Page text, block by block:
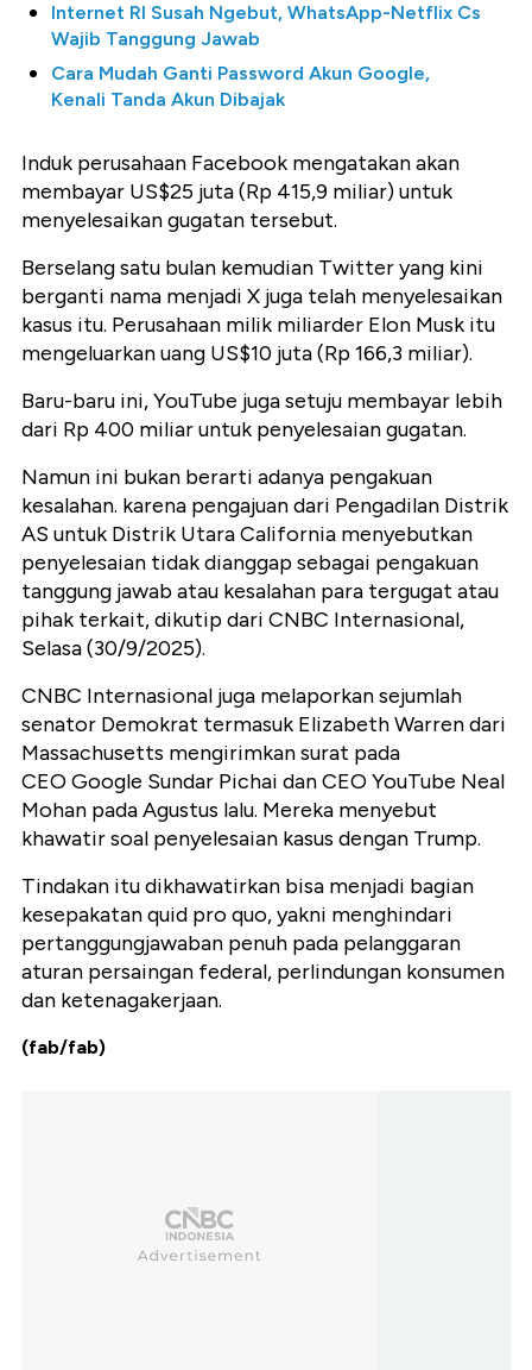
Internet RI Susah Ngebut, WhatsApp-Netflix Cs
Wajib Tanggung Jawab
Cara Mudah Ganti Password Akun Google,
Kenali Tanda Akun Dibajak
Induk perusahaan Facebook mengatakan akan
membayar US$25 juta (Rp 415,9 miliar) untuk
menyelesaikan gugatan tersebut.
Berselang satu bulan kemudian Twitter yang kini
berganti nama menjadi X juga telah menyelesaikan
kasus itu. Perusahaan milik miliarder Elon Musk itu
mengeluarkan uang US$10 juta (Rp 166,3 miliar).
Baru-baru ini, YouTube juga setuju membayar lebih
dari Rp 400 miliar untuk penyelesaian gugatan.
Namun ini bukan berarti adanya pengakuan
kesalahan. karena pengajuan dari Pengadilan Distrik
AS untuk Distrik Utara California menyebutkan
penyelesaian tidak dianggap sebagai pengakuan
tanggung jawab atau kesalahan para tergugat atau
pihak terkait, dikutip dari CNBC Internasional,
Selasa (30/9/2025).
CNBC Internasional juga melaporkan sejumlah
senator Demokrat termasuk Elizabeth Warren dari
Massachusetts mengirimkan surat pada
CEO Google Sundar Pichai dan CEO YouTube Neal
Mohan pada Agustus lalu. Mereka menyebut
khawatir soal penyelesaian kasus dengan Trump.
Tindakan itu dikhawatirkan bisa menjadi bagian
kesepakatan quid pro quo, yakni menghindari
pertanggungjawaban penuh pada pelanggaran
aturan persaingan federal, perlindungan konsumen
dan ketenagakerjaan.
(fab/fab)